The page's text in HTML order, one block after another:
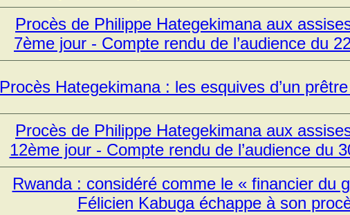
Procès de Philippe Hategekimana aux
7ème jour - Compte rendu de l’audience du
Procès Hategekimana : les esquives d’un
Procès de Philippe Hategekimana aux
12ème jour - Compte rendu de l’audience du
Rwanda : considéré comme le « financier du
Félicien Kabuga échappe à son